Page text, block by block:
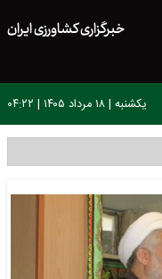
خبرگزاری کشاورزی ایران
یکشنبه | ۱۸ مرداد ۱۴۰۵ | ۰۴:۲۲